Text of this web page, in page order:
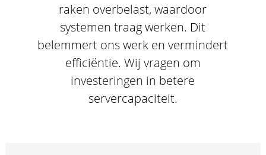
raken overbelast, waardoor
systemen traag werken. Dit
belemmert ons werk en vermindert
efficiëntie. Wij vragen om
investeringen in betere
servercapaciteit.